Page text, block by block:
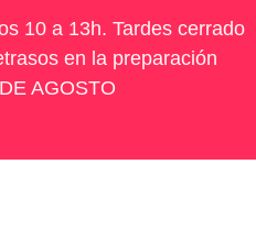
10 a 13h. Tardes cerrado
en la preparación
AGOSTO